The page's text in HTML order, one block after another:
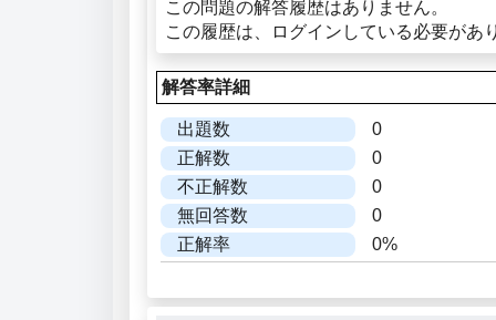
この問題の解答履歴はありません。
この履歴は、ログインしている必要があ
解答率詳細
出題数
0
正解数
0
不正解数
0
無回答数
0
正解率
0%